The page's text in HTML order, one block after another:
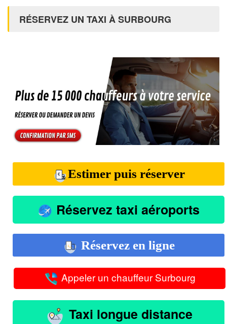
RÉSERVEZ UN TAXI À SURBOURG
Estimer puis réserver
Réservez taxi aéroports
Réservez en ligne
Appeler un chauffeur Surbourg
Taxi longue distance